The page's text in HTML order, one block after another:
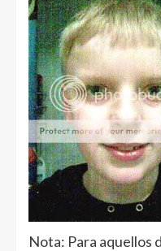
Nota: Para aquellos